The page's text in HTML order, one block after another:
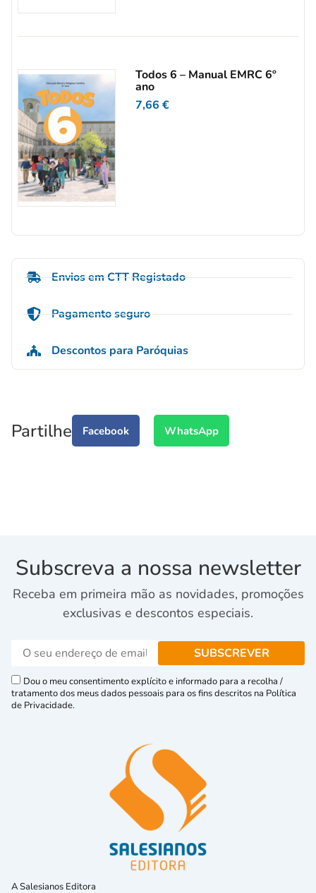
Todos 6 – Manual EMRC 6º
ano
7,66€
Envios em CTT Registado
Pagamento seguro
Descontos para Paróquias
Partilhe Facebook WhatsApp
Subscreva a nossa newsletter
Receba em primeira mão as novidades, promoções
exclusivas e descontos especiais.
Dou o meu consentimento explícito e informado para a recolha /
tratamento dos meus dados pessoais para os fins descritos na Política
de Privacidade.
A Salesianos Editora